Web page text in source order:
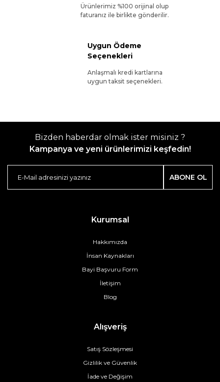
Ürünlerimiz %100 orijinal olup
faturanız ile birlikte gönderilir.
Uygun Ödeme
Seçenekleri
Anlaşmalı kredi kartlarına
uygun taksit seçenekleri.
Bizden haberdar olmak ister misiniz ?
Kampanya ve yeni ürünlerimizi keşfedin!
ABONE OL
Kurumsal
Hakkımızda
İnsan Kaynakları
Bayi Başvuru Form
İletişim
Blog
Alışveriş
Satış Sözleşmesi
Gizlilik ve Güvenlik
İade ve Değişim